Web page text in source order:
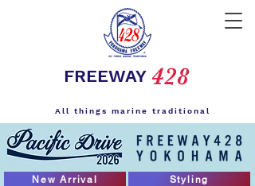
FREEWAY
All things marine traditional
428
New Arrival Styling